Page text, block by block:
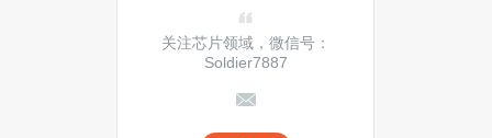
关注芯片领域，微信号：
Soldier7887